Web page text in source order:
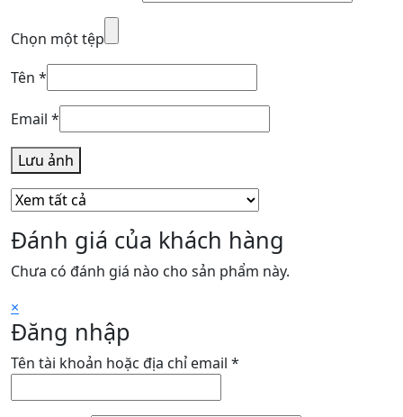
Chọn một tệp
Tên *
Email *
Lưu ảnh
Đánh giá của khách hàng
Chưa có đánh giá nào cho sản phẩm này.
×
Đăng nhập
Tên tài khoản hoặc địa chỉ email *